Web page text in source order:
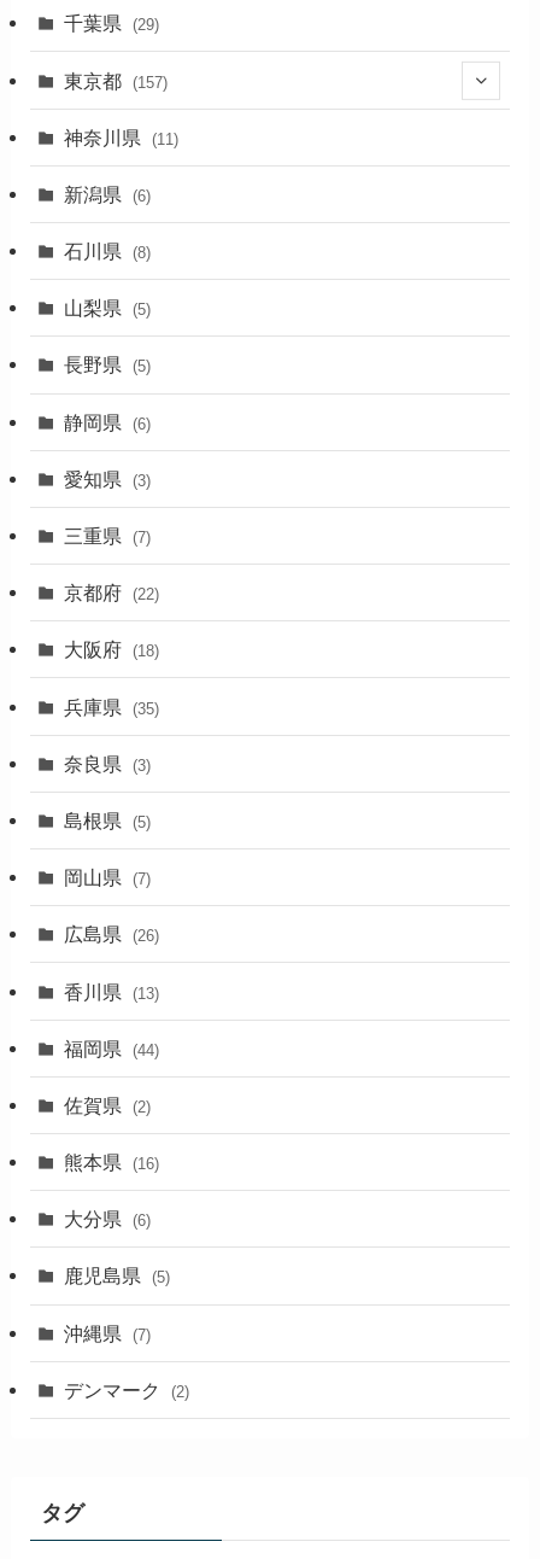
(3)
千葉県 (29)
東京都 (157)
(36)
(11)
(1)
(5)
(1)
(11)
(4)
(4)
(17)
(1)
神奈川県 (11)
新潟県 (6)
石川県 (8)
山梨県 (5)
長野県 (5)
静岡県 (6)
愛知県 (3)
三重県 (7)
京都府 (22)
大阪府 (18)
兵庫県 (35)
奈良県 (3)
島根県 (5)
岡山県 (7)
広島県 (26)
香川県 (13)
福岡県 (44)
佐賀県 (2)
熊本県 (16)
大分県 (6)
鹿児島県 (5)
沖縄県 (7)
デンマーク (2)
タグ